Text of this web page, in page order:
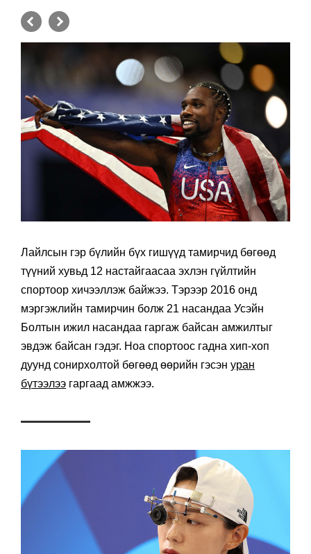
Лайлсын гэр бүлийн бүх гишүүд тамирчид бөгөөд
түүний хувьд 12 настайгаасаа эхлэн гүйлтийн
спортоор хичээллэж байжээ. Тэрээр 2016 онд
мэргэжлийн тамирчин болж 21 насандаа Усэйн
Болтын ижил насандаа гаргаж байсан амжилтыг
эвдэж байсан гэдэг. Ноа спортоос гадна хип-хоп
дуунд сонирхолтой бөгөөд өөрийн гэсэн уран
бүтээлээ гаргаад амжжээ.